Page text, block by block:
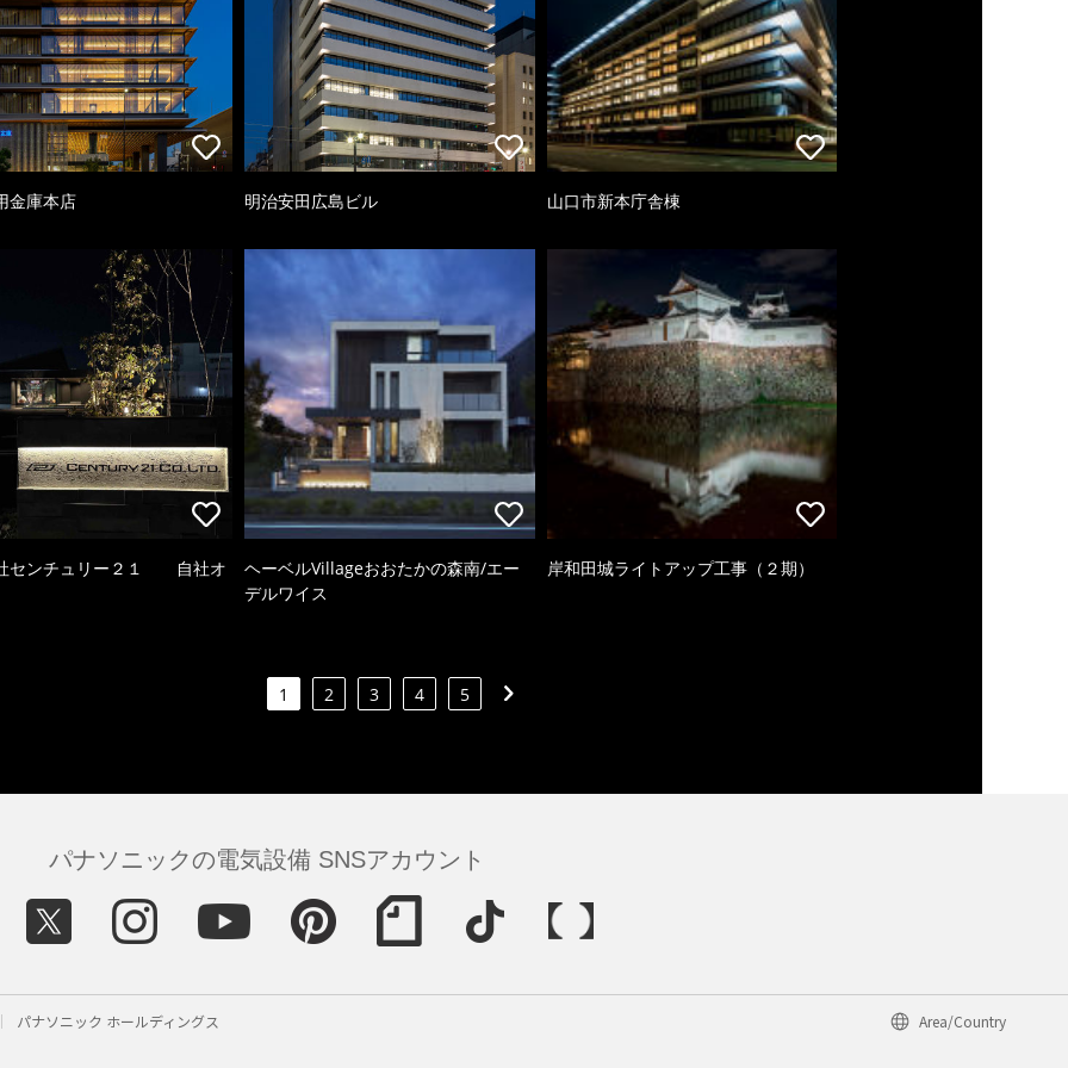
金庫本店 明治安田広島ビル 山口市新本庁舎棟
センチュリー２１ 自社オ
ヘーベルVillageおおたかの森南/エー
デルワイス
岸和田城ライトアップ工事（２期）
1 2 3 4 5
パナソニックの電気設備 SNSアカウント
パナソニック ホールディングス Area/Country